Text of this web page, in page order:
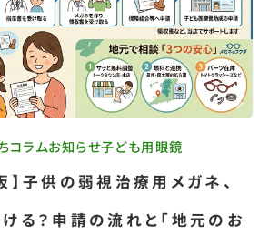
コラムお知らせ子ども用眼鏡
】子供の弱視治療用メガネ、
る？申請の流れと「地元のお